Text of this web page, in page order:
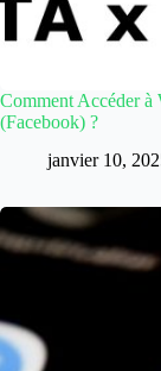
Comment Accéder à
(Facebook) ?
janvier 10,